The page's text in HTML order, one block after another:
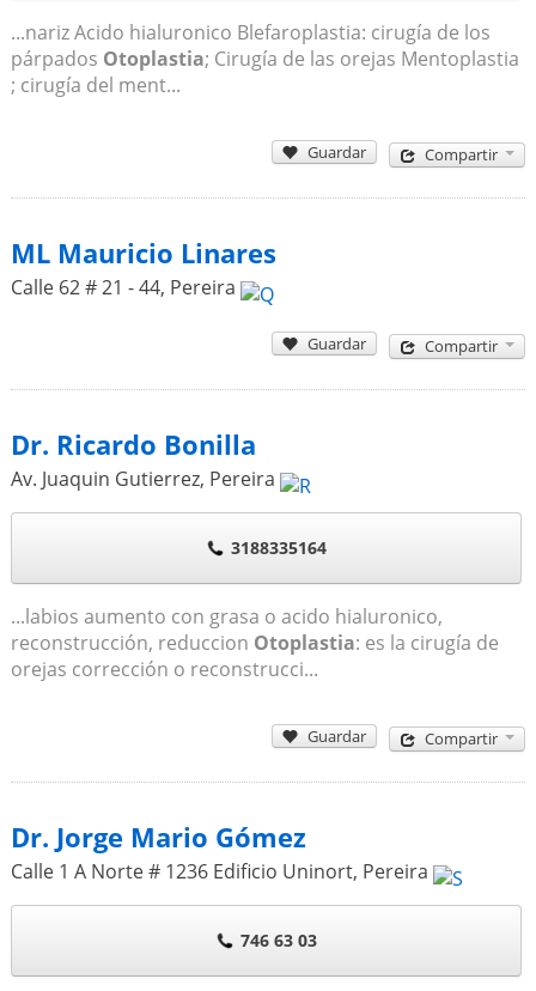
...nariz Acido hialuronico Blefaroplastia: cirugía de los
párpados Otoplastia; Cirugía de las orejas Mentoplastia
; cirugía del ment...
Guardar Compartir
ML Mauricio Linares
Calle 62 # 21 - 44, Pereira
Guardar Compartir
Dr. Ricardo Bonilla
Av. Juaquin Gutierrez, Pereira
3188335164
...labios aumento con grasa o acido hialuronico,
reconstrucción, reduccion Otoplastia: es la cirugía de
orejas corrección o reconstrucci...
Guardar Compartir
Dr. Jorge Mario Gómez
Calle 1 A Norte # 1236 Edificio Uninort, Pereira
746 63 03